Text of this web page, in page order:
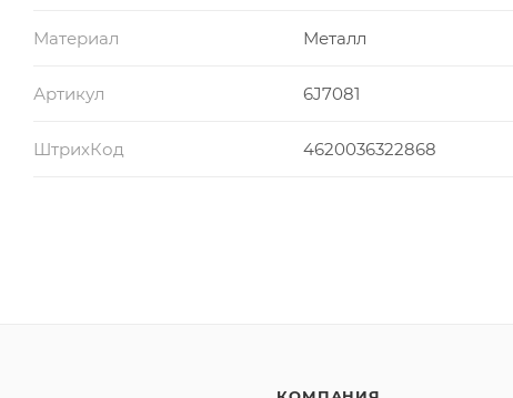
Материал Металл
Артикул 6J7081
ШтрихКод 4620036322868